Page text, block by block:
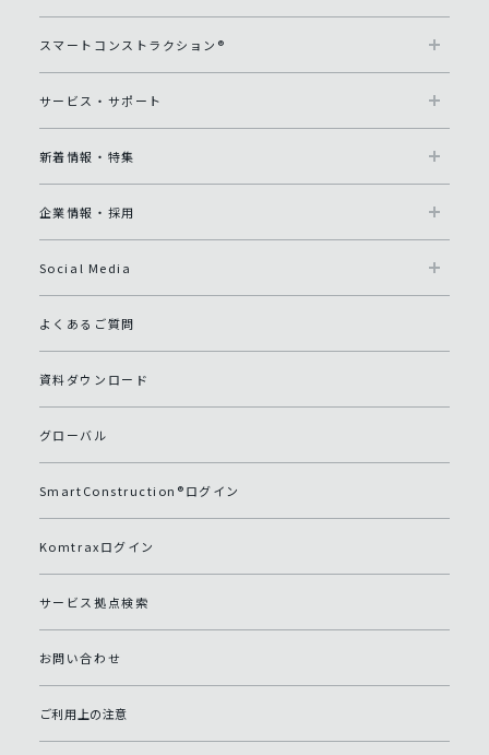
スマートコンストラクション®
サービス・サポート
新着情報・特集
企業情報・採用
Social Media
よくあるご質問
資料ダウンロード
グローバル
SmartConstruction®ログイン
Komtraxログイン
サービス拠点検索
お問い合わせ
ご利用上の注意